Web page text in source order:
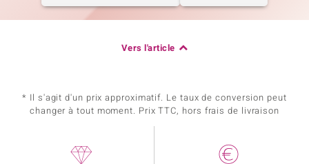
Vers l'article
* Il s'agit d'un prix approximatif. Le taux de conversion peut
changer à tout moment. Prix TTC, hors frais de livraison